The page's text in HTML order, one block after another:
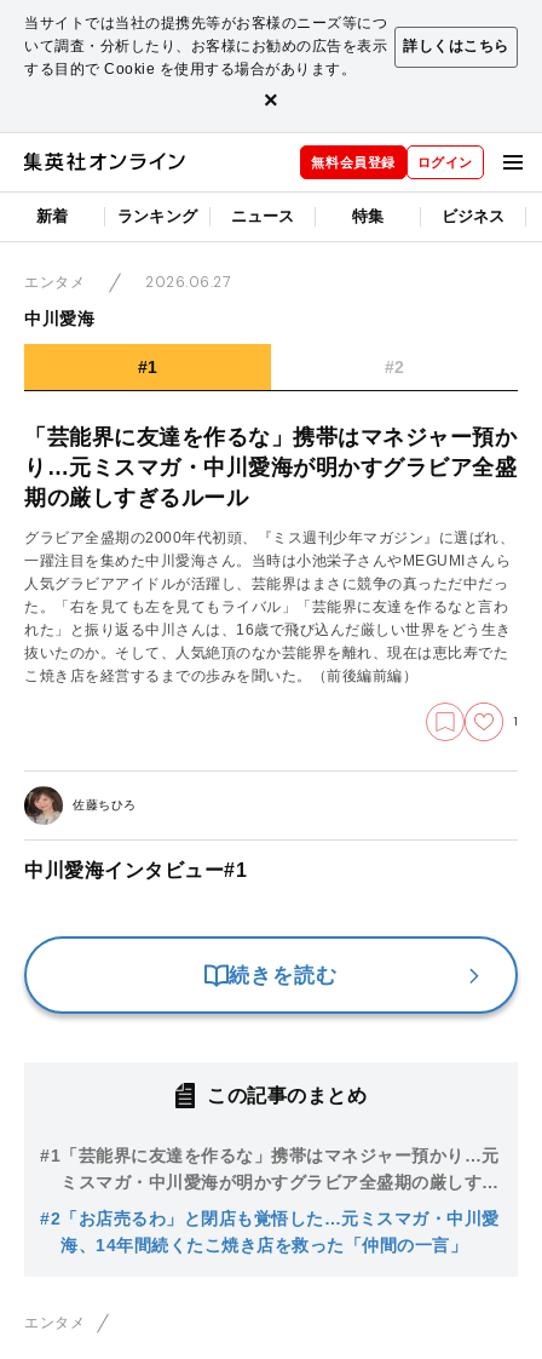
当サイトでは当社の提携先等がお客様のニーズ等につ
いて調査・分析したり、お客様にお勧めの広告を表示
する目的で Cookie を使用する場合があります。
詳しくはこちら
×
無料会員登録 ログイン
新着 ランキング ニュース 特集 ビジネス
エンタメ
2026.06.27
中川愛海
#1 #2
「芸能界に友達を作るな」携帯はマネジャー預か
り…元ミスマガ・中川愛海が明かすグラビア全盛
期の厳しすぎるルール
グラビア全盛期の2000年代初頭、『ミス週刊少年マガジン』に選ばれ、
一躍注目を集めた中川愛海さん。当時は小池栄子さんやMEGUMIさんら
人気グラビアアイドルが活躍し、芸能界はまさに競争の真っただ中だっ
た。「右を見ても左を見てもライバル」「芸能界に友達を作るなと言わ
れた」と振り返る中川さんは、16歳で飛び込んだ厳しい世界をどう生き
抜いたのか。そして、人気絶頂のなか芸能界を離れ、現在は恵比寿でた
こ焼き店を経営するまでの歩みを聞いた。
（前後編前編）
1
佐藤ちひろ
中川愛海インタビュー#1
続きを読む
この記事のまとめ
#1 「芸能界に友達を作るな」携帯はマネジャー預かり…元
ミスマガ・中川愛海が明かすグラビア全盛期の厳しすぎ
るルール
#2 「お店売るわ」と閉店も覚悟した…元ミスマガ・中川愛
海、14年間続くたこ焼き店を救った「仲間の一言」
エンタメ